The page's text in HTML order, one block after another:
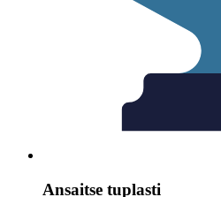
Ansaitse tuplasti